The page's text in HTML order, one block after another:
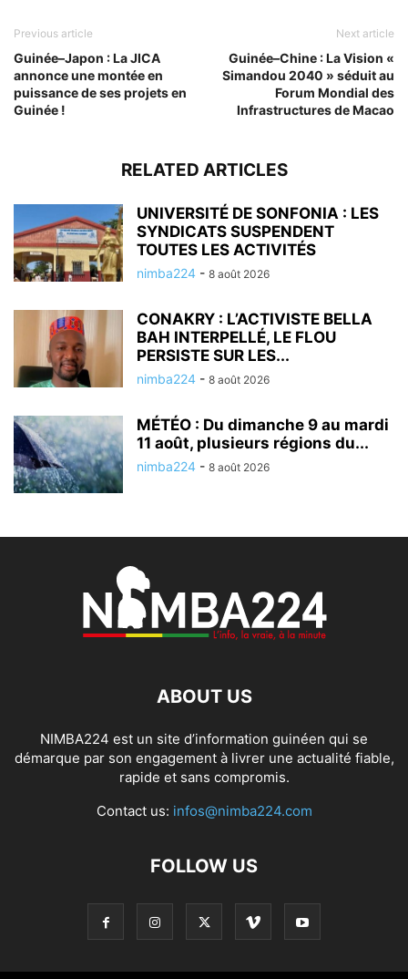
Previous article
Guinée–Japon : La JICA
annonce une montée en
puissance de ses projets en
Guinée !
Next article
Guinée–Chine : La Vision «
Simandou 2040 » séduit au
Forum Mondial des
Infrastructures de Macao
RELATED ARTICLES
UNIVERSITÉ DE SONFONIA : LES
SYNDICATS SUSPENDENT
TOUTES LES ACTIVITÉS
nimba224 - 8 août 2026
CONAKRY : L’ACTIVISTE BELLA
BAH INTERPELLÉ, LE FLOU
PERSISTE SUR LES...
nimba224 - 8 août 2026
MÉTÉO : Du dimanche 9 au mardi
11 août, plusieurs régions du...
nimba224 - 8 août 2026
ABOUT US
NIMBA224 est un site d’information guinéen qui se
démarque par son engagement à livrer une actualité fiable,
rapide et sans compromis.
Contact us: infos@nimba224.com
FOLLOW US